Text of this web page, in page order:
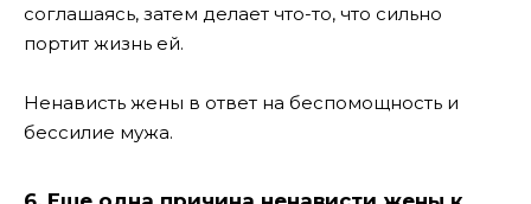
соглашаясь, затем делает что-то, что сильно
портит жизнь ей.
Ненависть жены в ответ на беспомощность и
бессилие мужа.